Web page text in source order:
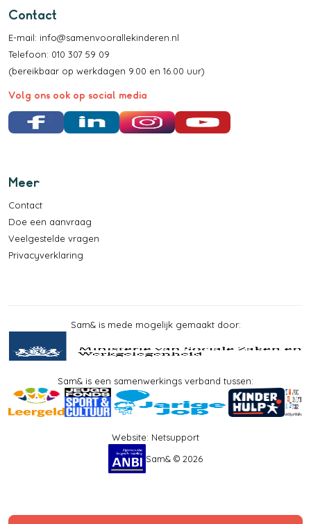
Contact
E-mail: info@samenvoorallekinderen.nl
Telefoon: 010 307 59 09
(bereikbaar op werkdagen 9.00 en 16.00 uur)
Volg ons ook op social media
Facebook LinkedIn Instagram YouTube
Meer
Contact
Doe een aanvraag
Veelgestelde vragen
Privacyverklaring
Sam& is mede mogelijk gemaakt door:
Sam& is een samenwerkings verband tussen:
Website: Netsupport
Sam& © 2026